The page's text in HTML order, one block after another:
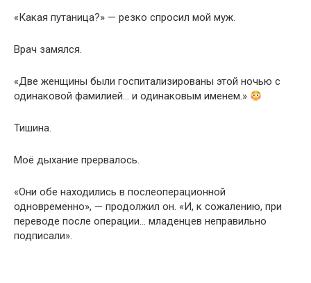
«Какая путаница?» — резко спросил мой муж.
Врач замялся.
«Две женщины были госпитализированы этой ночью с
одинаковой фамилией… и одинаковым именем.»
Тишина.
Моё дыхание прервалось.
«Они обе находились в послеоперационной
одновременно», — продолжил он. «И, к сожалению, при
переводе после операции… младенцев неправильно
подписали».